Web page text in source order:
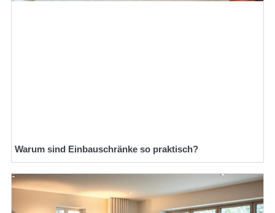
Warum sind Einbauschränke so praktisch?